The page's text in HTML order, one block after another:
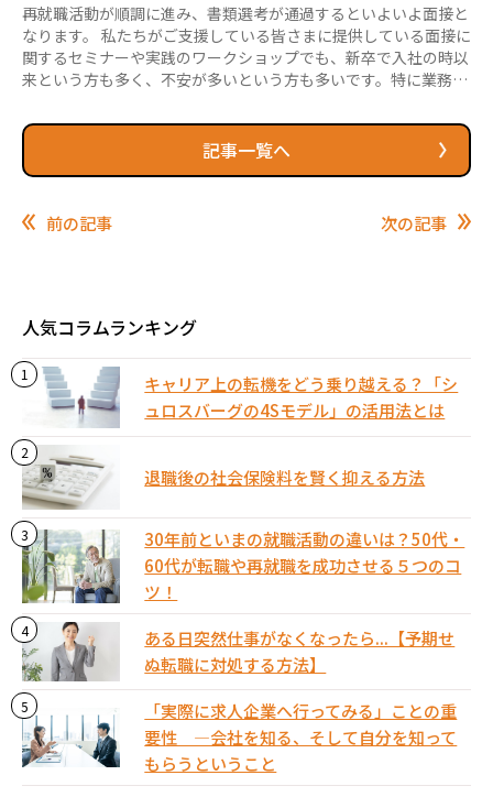
再就職活動が順調に進み、書類選考が通過するといよいよ面接と
なります。 私たちがご支援している皆さまに提供している面接に
関するセミナーや実践のワークショップでも、新卒で入社の時以
来という方も多く、不安が多いという方も多いです。特に業務経
な質問をされるのか、どのような回答を期待されているのかなど
気になることも多いと思います。 これまで長くお勤めだった企業
内では、暗黙の了解、言わずとも伝わることがあり、その企業内
からはゼロベースでのコミュニケーションが始まります。面接で
も真摯に対応する...
記事一覧へ
前の記事 次の記事
人気コラムランキング
キャリア上の転機をどう乗り越える？「シ
ュロスバーグの4Sモデル」の活用法とは
退職後の社会保険料を賢く抑える方法
30年前といまの就職活動の違いは？50代・
60代が転職や再就職を成功させる５つのコ
ツ！
ある日突然仕事がなくなったら...【予期せ
ぬ転職に対処する方法】
「実際に求人企業へ行ってみる」ことの重
要性 ―会社を知る、そして自分を知って
もらうということ